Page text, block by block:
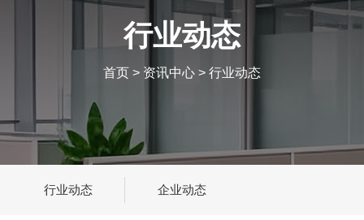
行业动态
首页 > 资讯中心 > 行业动态
行业动态 企业动态